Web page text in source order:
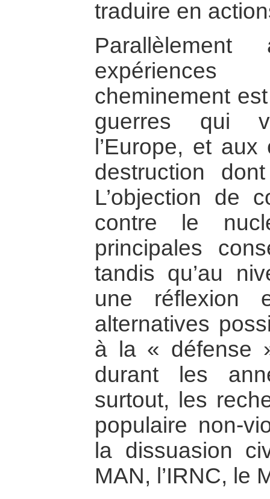
traduire en
cheminement
guerres qui
l’Europe, et
destruction
L’objection de
contre le
principales
tandis qu’au
une réflexion
alternatives
à la « défense
durant les
surtout, les
populaire non-
la dissuasion
MAN, l’IRNC, le